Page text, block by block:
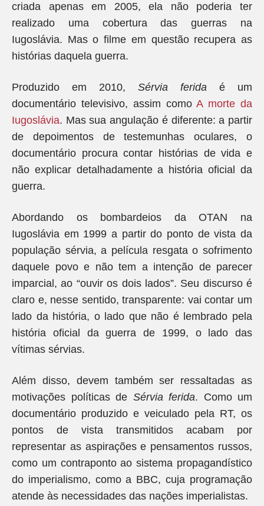
criada apenas em 2005, ela não poderia ter
realizado uma cobertura das guerras na
Iugoslávia. Mas o filme em questão recupera as
histórias daquela guerra.
Produzido em 2010, Sérvia ferida é um
documentário televisivo, assim comoA morte da
Iugoslávia. Mas sua angulação é diferente: a partir
de depoimentos de testemunhas oculares, o
documentário procura contar histórias de vida e
não explicar detalhadamente a história oficial da
guerra.
Abordando os bombardeios da OTAN na
Iugoslávia em 1999 a partir do ponto de vista da
população sérvia, a película resgata o sofrimento
daquele povo e não tem a intenção de parecer
imparcial, ao “ouvir os dois lados”. Seu discurso é
claro e, nesse sentido, transparente: vai contar um
lado da história, o lado que não é lembrado pela
história oficial da guerra de 1999, o lado das
vítimas sérvias.
Além disso, devem também ser ressaltadas as
motivações políticas de Sérvia ferida. Como um
documentário produzido e veiculado pela RT, os
pontos de vista transmitidos acabam por
representar as aspirações e pensamentos russos,
como um contraponto ao sistema propagandístico
do imperialismo, como a BBC, cuja programação
atende às necessidades das nações imperialistas.